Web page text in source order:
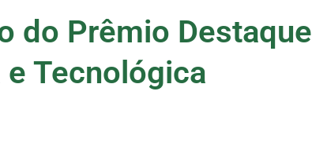
do Prêmio Destaque
Tecnológica